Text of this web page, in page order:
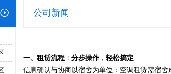
公司新闻
一、租赁流程：分步操作，轻松搞定
信息确认与协商以宿舍为单位：空调租赁需宿舍